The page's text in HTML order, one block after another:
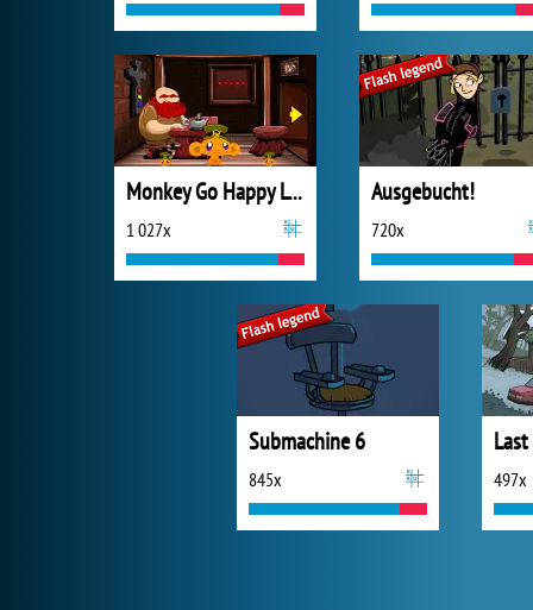
Monkey Go Happy Leprechauns
1 027x
Ausgebucht!
720x
Submachine 6
845x 497x